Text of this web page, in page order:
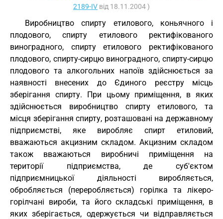
2189-IV від 18.11.2004 )
Виробництво спирту етилового, коньячного і
плодового, спирту етилового ректифікованого
виноградного, спирту етилового ректифікованого
плодового, спирту-сирцю виноградного, спирту-сирцю
плодового та алкогольних напоїв здійснюється за
наявності внесених до Єдиного реєстру місць
зберігання спирту. При цьому приміщення, в яких
здійснюється виробництво спирту етилового, та
місця зберігання спирту, розташовані на державному
підприємстві, яке виробляє спирт етиловий,
вважаються акцизним складом. Акцизним складом
також вважаються виробничі приміщення на
території підприємства, де суб'єктом
підприємницької діяльності виробляється,
обробляється (переробляється) горілка та лікеро-
горілчані вироби, та його складські приміщення, в
яких зберігається, одержується чи відправляється